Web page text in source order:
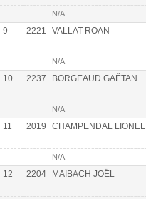
N/A
9 2221 VALLAT ROAN
N/A
10 2237 BORGEAUD GAËTAN
N/A
11 2019 CHAMPENDAL LIONEL
N/A
12 2204 MAIBACH JOËL